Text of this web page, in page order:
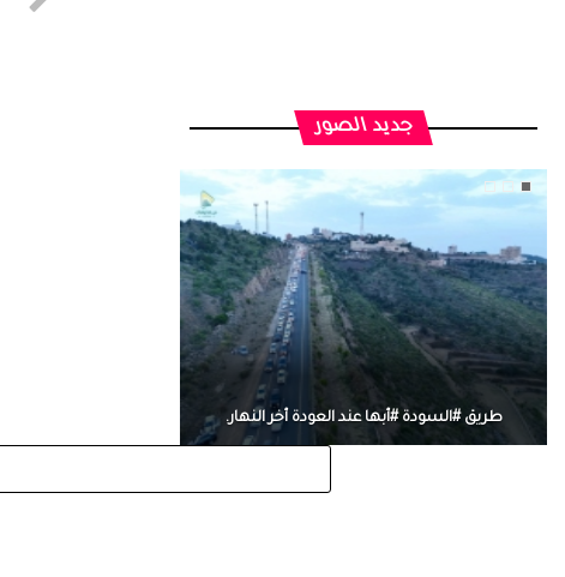
جديد الصور
طريق #السودة #أبها عند العودة أخر النهار.